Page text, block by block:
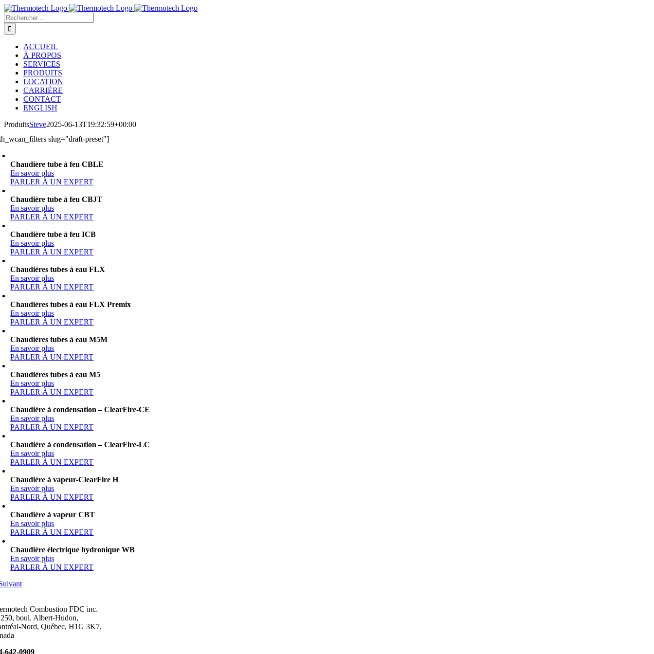
Passer
au
contenu
Rechercher:
ACCUEIL
À PROPOS
SERVICES
PRODUITS
LOCATION
CARRIÈRE
CONTACT
ENGLISH
ProduitsSteve2025-06-13T19:32:59+00:00
slug="draft-preset"]
Chaudière tube à feu CBLE
En savoir plus
PARLER À UN EXPERT
Chaudière tube à feu CBJT
En savoir plus
PARLER À UN EXPERT
Chaudière tube à feu ICB
En savoir plus
PARLER À UN EXPERT
Chaudières tubes à eau FLX
En savoir plus
PARLER À UN EXPERT
Chaudières tubes à eau FLX Premix
En savoir plus
PARLER À UN EXPERT
Chaudières tubes à eau M5M
En savoir plus
PARLER À UN EXPERT
Chaudières tubes à eau M5
En savoir plus
PARLER À UN EXPERT
Chaudière à condensation – ClearFire-CE
En savoir plus
PARLER À UN EXPERT
Chaudière à condensation – ClearFire-LC
En savoir plus
PARLER À UN EXPERT
Chaudière à vapeur-ClearFire H
En savoir plus
PARLER À UN EXPERT
Chaudière à vapeur CBT
En savoir plus
PARLER À UN EXPERT
Chaudière électrique hydronique WB
En savoir plus
PARLER À UN EXPERT
Combustion FDC inc.
boul. Albert-Hudon,
Nord, Québec, H1G 3K7,
642-0909